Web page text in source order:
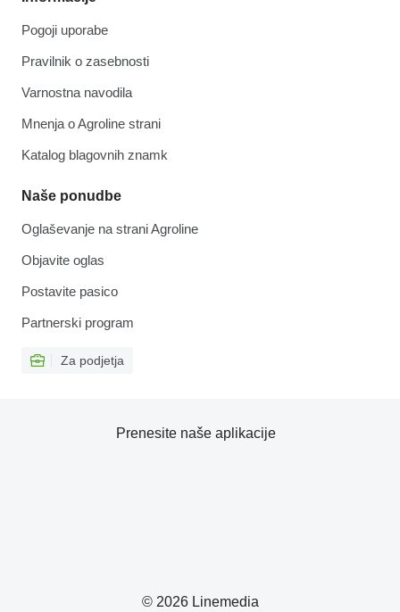
Pogoji uporabe
Pravilnik o zasebnosti
Varnostna navodila
Mnenja o Agroline strani
Katalog blagovnih znamk
Naše ponudbe
Oglaševanje na strani Agroline
Objavite oglas
Postavite pasico
Partnerski program
Za podjetja
© 2026 Linemedia
Prenesite naše aplikacije